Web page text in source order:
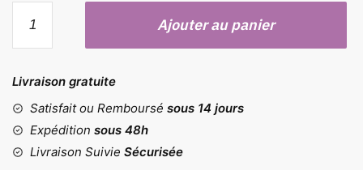
Moule
Ajouter au panier
Livraison gratuite
Satisfait ou Remboursé sous 14 jours
Expédition sous 48h
Livraison Suivie Sécurisée